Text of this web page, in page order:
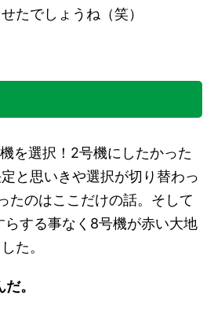
たでしょうね（笑）
を選択！2号機にしたかった
と思いきや選択が切り替わっ
たのはここだけの話。そして
らする事なく8号機が赤い大地
た。
。